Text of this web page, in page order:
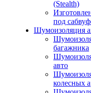
(Stealth)
под
Шумоизоляция
багажника
авто
колесных